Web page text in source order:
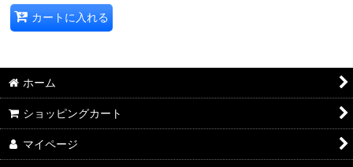
カートに入れる
ホーム
ショッピングカート
マイページ